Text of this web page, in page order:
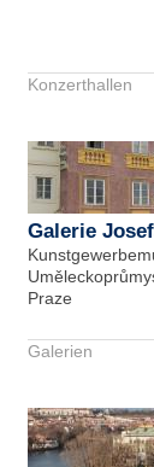
Konzerthallen
Galerie
Praze
Galerien